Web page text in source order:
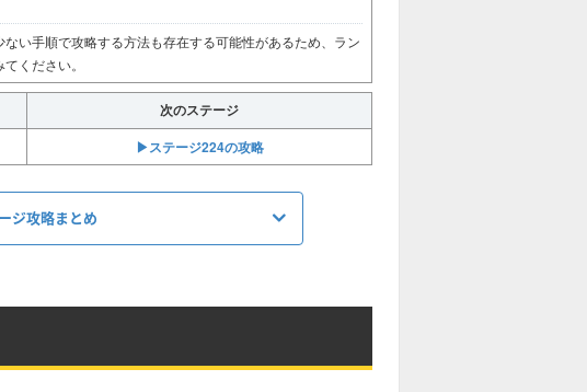
ない手順で攻略する方法も存在する可能性があるため、ラン
ください。
次のステージ
▶︎ステージ224の攻略
ジ攻略まとめ
6 7 8 9
10